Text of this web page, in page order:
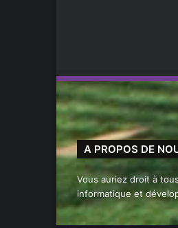
A PROPOS DE
Vous auriez droit à
informatique et